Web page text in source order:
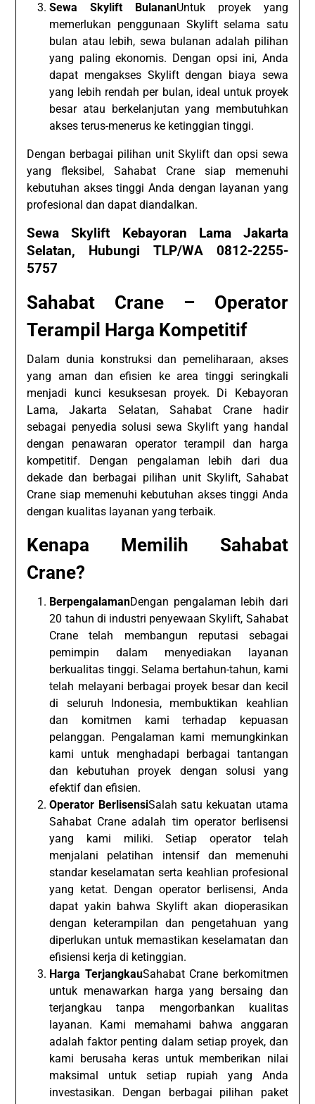
Sewa Skylift BulananUntuk proyek yang
memerlukan penggunaan Skylift selama satu
bulan atau lebih, sewa bulanan adalah pilihan
yang paling ekonomis. Dengan opsi ini, Anda
dapat mengakses Skylift dengan biaya sewa
yang lebih rendah per bulan, ideal untuk proyek
besar atau berkelanjutan yang membutuhkan
akses terus-menerus ke ketinggian tinggi.
Dengan berbagai pilihan unit Skylift dan opsi sewa
yang fleksibel, Sahabat Crane siap memenuhi
kebutuhan akses tinggi Anda dengan layanan yang
profesional dan dapat diandalkan.
Sewa Skylift Kebayoran Lama Jakarta
Selatan, Hubungi TLP/WA 0812-2255-
5757
Sahabat Crane – Operator
Terampil Harga Kompetitif
Dalam dunia konstruksi dan pemeliharaan, akses
yang aman dan efisien ke area tinggi seringkali
menjadi kunci kesuksesan proyek. Di Kebayoran
Lama, Jakarta Selatan, Sahabat Crane hadir
sebagai penyedia solusi sewa Skylift yang handal
dengan penawaran operator terampil dan harga
kompetitif. Dengan pengalaman lebih dari dua
dekade dan berbagai pilihan unit Skylift, Sahabat
Crane siap memenuhi kebutuhan akses tinggi Anda
dengan kualitas layanan yang terbaik.
Kenapa Memilih Sahabat
Crane?
BerpengalamanDengan pengalaman lebih dari
20 tahun di industri penyewaan Skylift, Sahabat
Crane telah membangun reputasi sebagai
pemimpin dalam menyediakan layanan
berkualitas tinggi. Selama bertahun-tahun, kami
telah melayani berbagai proyek besar dan kecil
di seluruh Indonesia, membuktikan keahlian
dan komitmen kami terhadap kepuasan
pelanggan. Pengalaman kami memungkinkan
kami untuk menghadapi berbagai tantangan
dan kebutuhan proyek dengan solusi yang
efektif dan efisien.
Operator BerlisensiSalah satu kekuatan utama
Sahabat Crane adalah tim operator berlisensi
yang kami miliki. Setiap operator telah
menjalani pelatihan intensif dan memenuhi
standar keselamatan serta keahlian profesional
yang ketat. Dengan operator berlisensi, Anda
dapat yakin bahwa Skylift akan dioperasikan
dengan keterampilan dan pengetahuan yang
diperlukan untuk memastikan keselamatan dan
efisiensi kerja di ketinggian.
Harga TerjangkauSahabat Crane berkomitmen
untuk menawarkan harga yang bersaing dan
terjangkau tanpa mengorbankan kualitas
layanan. Kami memahami bahwa anggaran
adalah faktor penting dalam setiap proyek, dan
kami berusaha keras untuk memberikan nilai
maksimal untuk setiap rupiah yang Anda
investasikan. Dengan berbagai pilihan paket